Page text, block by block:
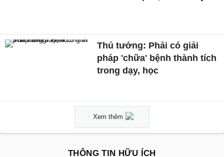
Thủ tướng: Phải có giải
pháp 'chữa' bệnh thành tích
trong dạy, học
Xem thêm
THÔNG TIN HỮU ÍCH